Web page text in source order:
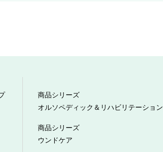
商品シリーズ
オルソペディック＆リハビリテーション
商品シリーズ
ウンドケア